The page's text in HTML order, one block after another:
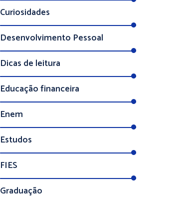
Curiosidades
Desenvolvimento Pessoal
Dicas de leitura
Educação financeira
Enem
Estudos
FIES
Graduação